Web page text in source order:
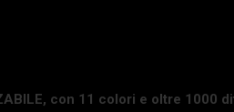
con 11 colori e oltre